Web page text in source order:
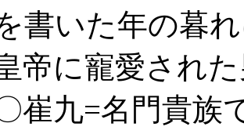
書いた年の暮
帝に寵愛され
崔九=名門貴族